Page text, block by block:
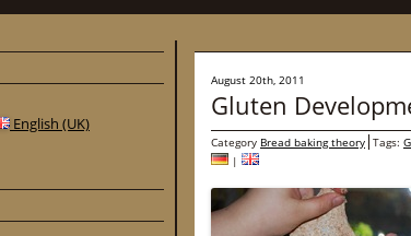
August 20th, 2011
Gluten
Category Bread baking theory Tags:
|
English (UK)